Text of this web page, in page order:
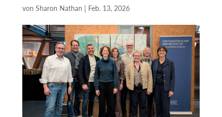
von Sharon Nathan | Feb. 13, 2026